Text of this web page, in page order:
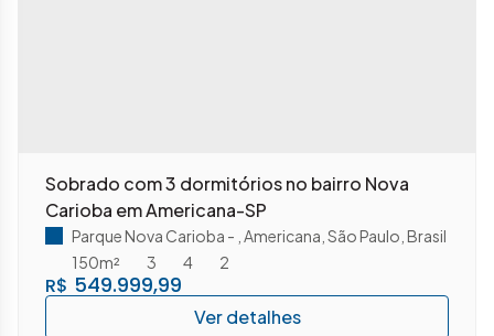
Sobrado com 3 dormitórios no bairro Nova
Carioba em Americana-SP
R$ 549.999,99
Parque Nova Carioba Americana São Paulo Brasil
3
4
150m² 2